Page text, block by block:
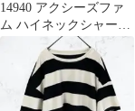
14940 アクシーズファ
ム ハイネックシャーリ
ングスリーブブラウス
チュニック